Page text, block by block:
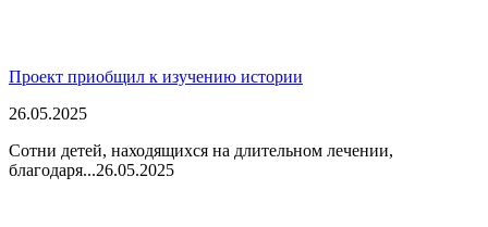
Проект приобщил к изучению истории
26.05.2025
Сотни детей, находящихся на длительном лечении,
благодаря...26.05.2025